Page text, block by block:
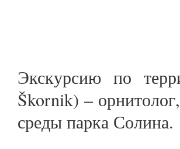
Экскурсию по
Škornik) –
среды парка Солина.